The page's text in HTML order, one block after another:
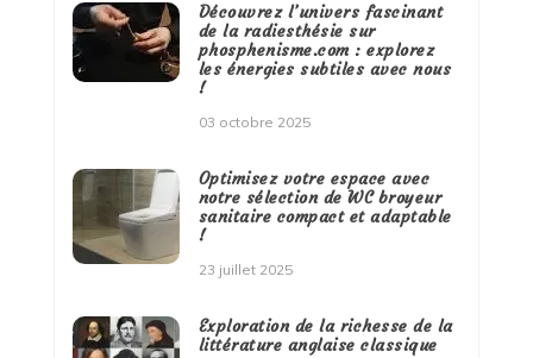
Découvrez l’univers fascinant
de la radiesthésie sur
phosphenisme.com : explorez
les énergies subtiles avec nous
!
03 octobre 2025
Optimisez votre espace avec
notre sélection de WC broyeur
sanitaire compact et adaptable
!
23 juillet 2025
Exploration de la richesse de la
littérature anglaise classique